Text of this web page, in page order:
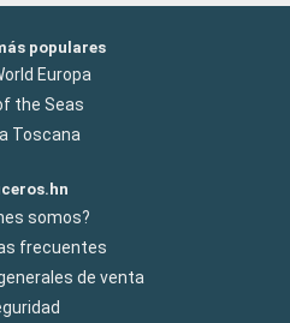
populares
Europa
the Seas
Toscana
somos?
frecuentes
de venta